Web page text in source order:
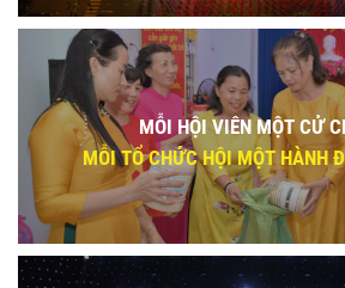
MỖI HỘI VIÊN MỘT CỬ
MỖI TỔ CHỨC HỘI MỘT HÀNH